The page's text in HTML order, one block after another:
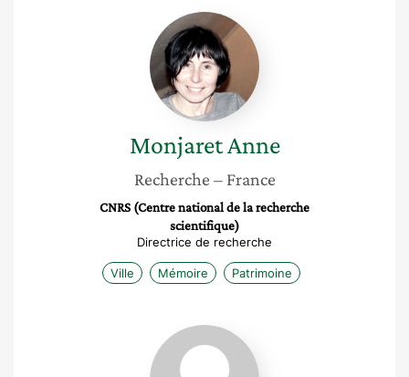
Monjaret
Anne
MonjaretAnne
Recherche – France
CNRS (Centre national de la recherche
scientifique)
Directrice de recherche
Ville Mémoire Patrimoine
Divya
Leducq